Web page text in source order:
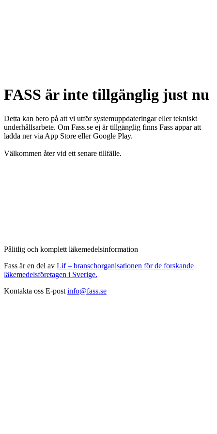
FASS är inte tillgänglig just nu
Detta kan bero på att vi utför systemuppdateringar eller tekniskt
underhållsarbete. Om Fass.se ej är tillgänglig finns Fass appar att
ladda ner via App Store eller Google Play.
Välkommen åter vid ett senare tillfälle.
Pålitlig och komplett läkemedelsinformation
Fass är en del av Lif – branschorganisationen för de forskande
läkemedelsföretagen i Sverige.
Kontakta oss E-post info@fass.se